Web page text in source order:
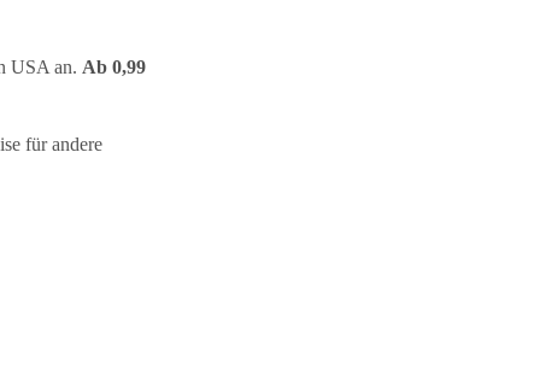
USA an. Ab 0,99
für andere